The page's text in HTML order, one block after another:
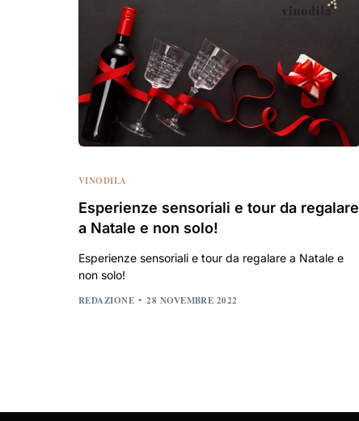
VINODILA
Esperienze sensoriali e tour da regalare
a Natale e non solo!
Esperienze sensoriali e tour da regalare a Natale e
non solo!
REDAZIONE 28 NOVEMBRE 2022